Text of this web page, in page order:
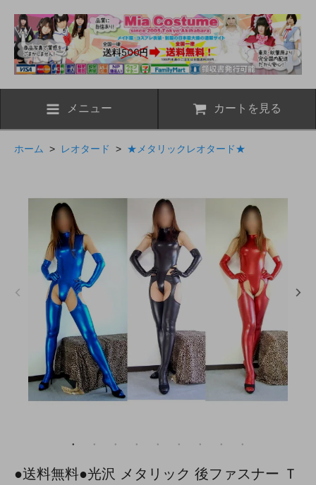
メニュー カートを見る
ホーム > レオタード > ★メタリックレオタード★
●送料無料●光沢 メタリック 後ファスナー Ｔ